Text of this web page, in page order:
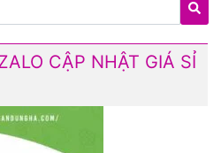
CẬP NHẬT GIÁ SỈ